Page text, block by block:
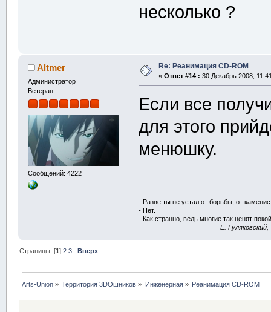
несколько ?
Altmer
Администратор
Ветеран
Сообщений: 4222
Re: Реанимация CD-ROM
« Ответ #14 : 30 Декабрь 2008,
Если все
для этого
менюшку.
- Разве ты не устал от борьбы, от
- Нет.
- Как странно, ведь многие так ценят
E.
Страницы: [1]2 3 Вверх
Arts-Union » Территория 3DOшников » Инженерная» Реанимация CD-ROM